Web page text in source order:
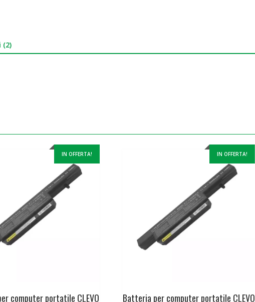
(2)
IN OFFERTA!
computer portatile CLEVO
IN OFFERTA!
Batteria per computer portatile CLEVO